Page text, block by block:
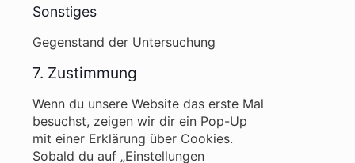
Sonstiges
Gegenstand der Untersuchung
Consent
service
sonstiges
7. Zustimmung
Wenn du unsere Website das erste Mal
besuchst, zeigen wir dir ein Pop-Up
mit einer Erklärung über Cookies.
Sobald du auf „Einstellungen